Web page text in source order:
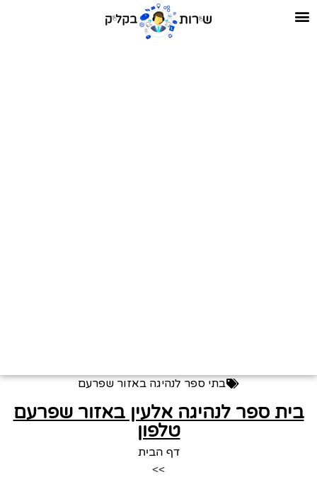
בתי ספר לנהיגה באזור שפרעם
בית ספר לנהיגה אלעין באזור שפרעם
טלפון
דף הבית
>>